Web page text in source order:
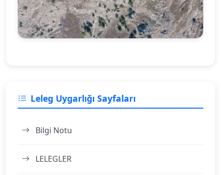
Leleg Uygarlığı Sayfaları
Bilgi Notu
LELEGLER